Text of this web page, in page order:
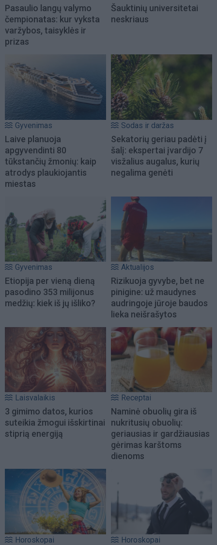
Pasaulio langų valymo
čempionatas: kur vyksta
varžybos, taisyklės ir
prizas
Šauktinių universitetai
neskriaus
Gyvenimas
Laive planuoja
apgyvendinti 80
tūkstančių žmonių: kaip
atrodys plaukiojantis
miestas
Sodas ir daržas
Sekatorių geriau padėti į
šalį: ekspertai įvardijo 7
visžalius augalus, kurių
negalima genėti
Gyvenimas
Etiopija per vieną dieną
pasodino 353 milijonus
medžių: kiek iš jų išliko?
Aktualijos
Rizikuoja gyvybe, bet ne
pinigine: už maudynes
audringoje jūroje baudos
lieka neišrašytos
Laisvalaikis
3 gimimo datos, kurios
suteikia žmogui išskirtinai
stiprią energiją
Receptai
Naminė obuolių gira iš
nukritusių obuolių:
geriausias ir gardžiausias
gėrimas karštoms
dienoms
Horoskopai Horoskopai